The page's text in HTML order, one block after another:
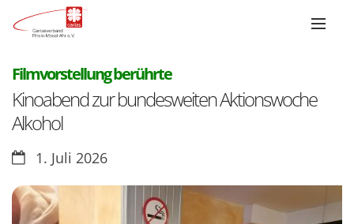
Filmvorstellung berührte:
Kinoabend zur bundesweiten Aktionswoche
Alkohol
Datum:1. Juli 2026